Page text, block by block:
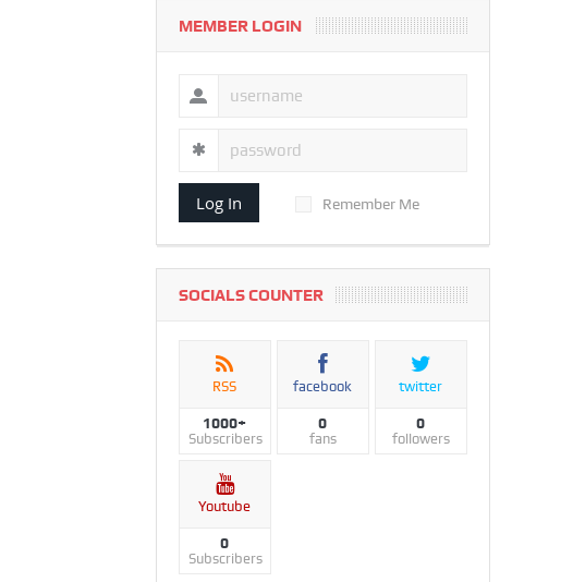
MEMBER LOGIN
Log In Remember Me
SOCIALS COUNTER
RSS
1000+
Subscribers
facebook
0
fans
twitter
0
followers
Youtube
0
Subscribers